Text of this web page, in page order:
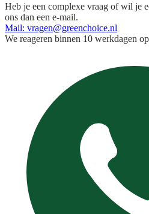
Heb je een complexe vraag of wil je
ons dan een e-mail.
Mail: vragen@greenchoice.nl
We reageren binnen 10 werkdagen